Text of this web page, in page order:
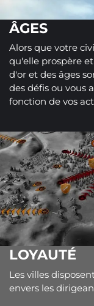
ÂGES
Alors que votre
qu'elle prospère
d'or et des âges
des défis ou vous
fonction de vos
LOYAUTÉ
Les villes
envers les